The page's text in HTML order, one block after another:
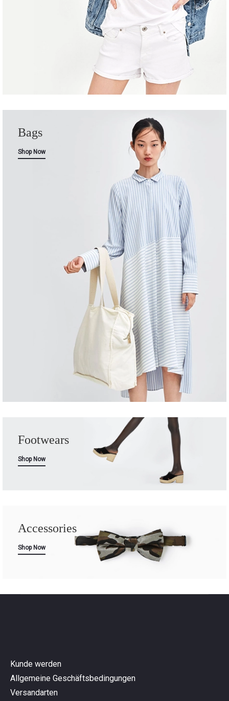
Bags
Shop Now
Footwears
Shop Now
Accessories
Shop Now
Kunde werden
Allgemeine Geschäftsbedingungen
Versandarten